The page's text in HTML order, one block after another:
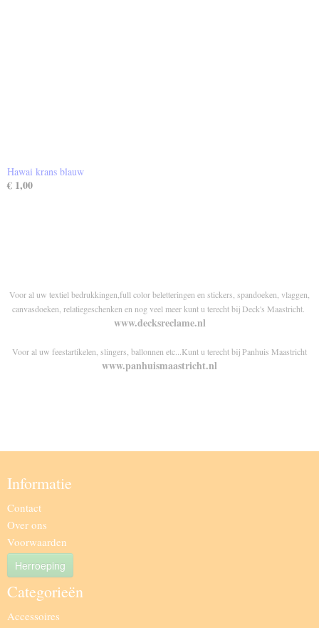
Hawai krans blauw
€ 1,00
Voor al uw textiel bedrukkingen,full color beletteringen en stickers, spandoeken, vlaggen,
canvasdoeken, relatiegeschenken en nog veel meer kunt u terecht bij Deck's Maastricht.
www.decksreclame.nl
Voor al uw feestartikelen, slingers, ballonnen etc...Kunt u terecht bij Panhuis Maastricht
www.panhuismaastricht.nl
Informatie
Contact
Over ons
Voorwaarden
Herroeping
Categorieën
Accessoires